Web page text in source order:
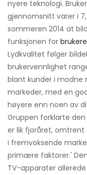
nyere teknologi.
gjennomsnitt varer i
sommeren 2014 at
funksjonen for
Lydkvalitet følger
brukervennlighet
blant kunder i modne
markeder, med en
høyere enn noen av
Gruppen forklarte
er lik fjoråret,
i fremvoksende
primære faktorer.'
TV-apparater